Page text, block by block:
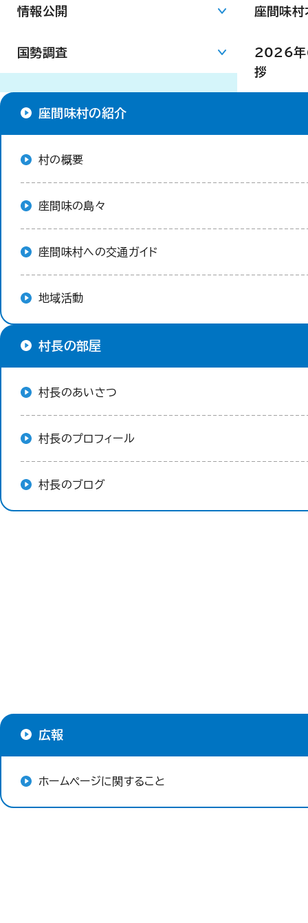
情報公開 座間味村
国勢調査
2026年
拶
座間味村の紹介
村の概要
座間味の島々
座間味村への交通ガイド
地域活動
村長の部屋
村長のあいさつ
村長のプロフィール
村長のブログ
広報
ホームページに関すること